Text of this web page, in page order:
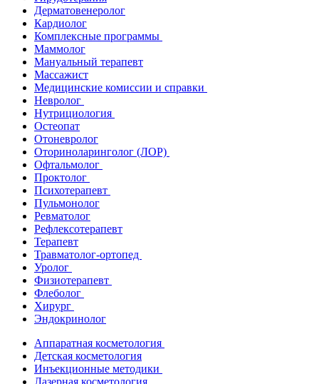
Дерматовенеролог
Кардиолог
Комплексные программы
Маммолог
Мануальный терапевт
Массажист
Медицинские комиссии и справки
Невролог
Нутрициология
Остеопат
Отоневролог
Оториноларинголог (ЛОР)
Офтальмолог
Проктолог
Психотерапевт
Пульмонолог
Ревматолог
Рефлексотерапевт
Терапевт
Травматолог-ортопед
Уролог
Физиотерапевт
Флеболог
Хирург
Эндокринолог
Аппаратная косметология
Детская косметология
Инъекционные методики
Лазерная косметология